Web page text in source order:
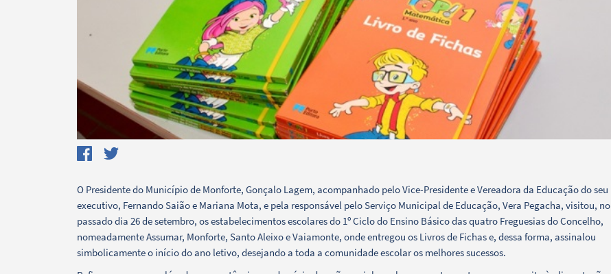
Search term
Categories
O Presidente do Município de Monforte, Gonçalo Lagem, acompanhado pelo Vice-Presidente e Vereadora da Educação do seu
executivo, Fernando Saião e Mariana Mota, e pela responsável pelo Serviço Municipal de Educação, Vera Pegacha, visitou, no
passado dia 26 de setembro, os estabelecimentos escolares do 1º Ciclo do Ensino Básico das quatro Freguesias do Concelho,
nomeadamente Assumar, Monforte, Santo Aleixo e Vaiamonte, onde entregou os Livros de Fichas e, dessa forma, assinalou
simbolicamente o início do ano letivo, desejando a toda a comunidade escolar os melhores sucessos.